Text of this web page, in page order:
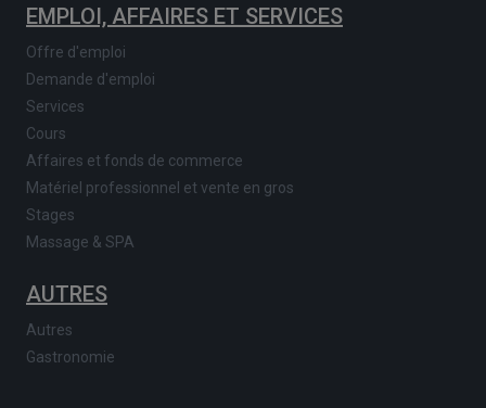
EMPLOI, AFFAIRES ET SERVICES
Offre d'emploi
Demande d'emploi
Services
Cours
Affaires et fonds de commerce
Matériel professionnel et vente en gros
Stages
Massage & SPA
AUTRES
Autres
Gastronomie